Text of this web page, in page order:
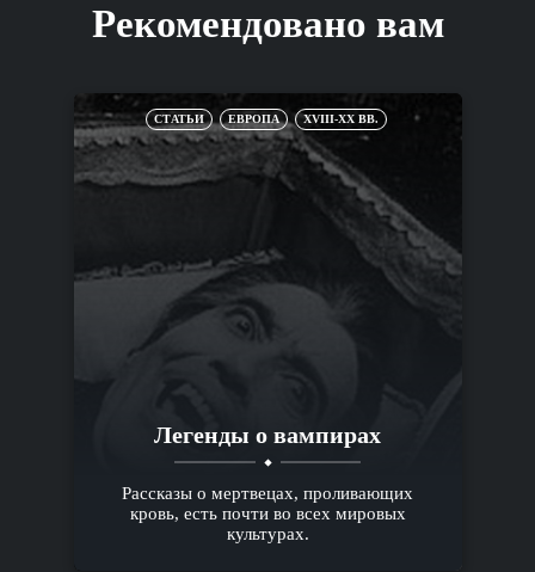
Рекомендовано вам
СТАТЬИ ЕВРОПА XVIII-XX ВВ.
Легенды о вампирах
Рассказы о мертвецах, проливающих
кровь, есть почти во всех мировых
культурах.